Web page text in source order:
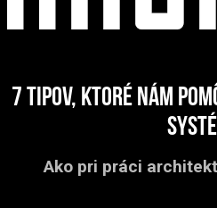
7 tipov, ktoré nám
Ako pri práci